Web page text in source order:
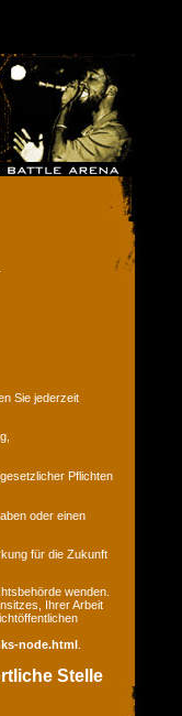
Sie jederzeit
Pflichten
oder einen
für die Zukunft
wenden.
Ihrer Arbeit
node.html .
Stelle